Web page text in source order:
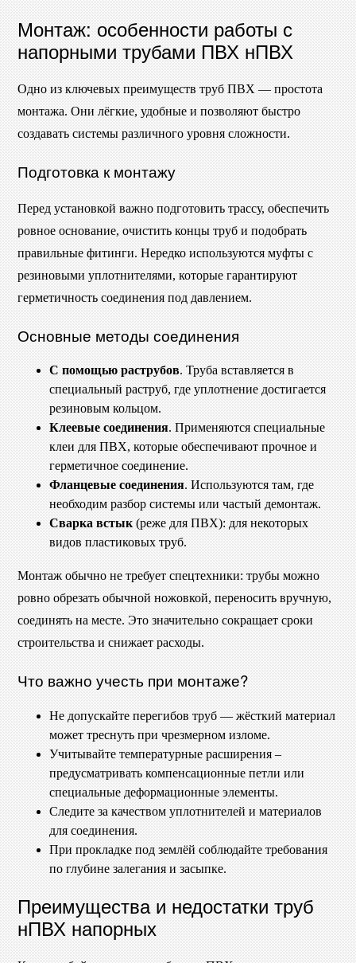
Монтаж: особенности работы с
напорными трубами ПВХ нПВХ
Одно из ключевых преимуществ труб ПВХ — простота
монтажа. Они лёгкие, удобные и позволяют быстро
создавать системы различного уровня сложности.
Подготовка к монтажу
Перед установкой важно подготовить трассу, обеспечить
ровное основание, очистить концы труб и подобрать
правильные фитинги. Нередко используются муфты с
резиновыми уплотнителями, которые гарантируют
герметичность соединения под давлением.
Основные методы соединения
С помощью раструбов. Труба вставляется в
специальный раструб, где уплотнение достигается
резиновым кольцом.
Клеевые соединения. Применяются специальные
клеи для ПВХ, которые обеспечивают прочное и
герметичное соединение.
Фланцевые соединения. Используются там, где
необходим разбор системы или частый демонтаж.
Сварка встык (реже для ПВХ): для некоторых
видов пластиковых труб.
Монтаж обычно не требует спецтехники: трубы можно
ровно обрезать обычной ножовкой, переносить вручную,
соединять на месте. Это значительно сокращает сроки
строительства и снижает расходы.
Что важно учесть при монтаже?
Не допускайте перегибов труб — жёсткий материал
может треснуть при чрезмерном изломе.
Учитывайте температурные расширения –
предусматривать компенсационные петли или
специальные деформационные элементы.
Следите за качеством уплотнителей и материалов
для соединения.
При прокладке под землёй соблюдайте требования
по глубине залегания и засыпке.
Преимущества и недостатки труб
нПВХ напорных